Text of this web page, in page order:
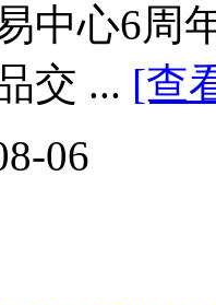
中心6周
交 ... [查
06